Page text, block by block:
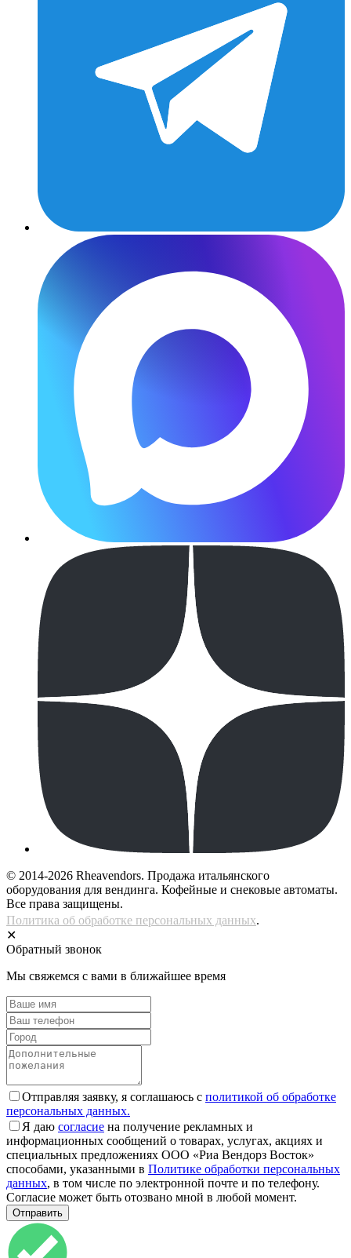
© 2014-2026 Rheavendors. Продажа итальянского
оборудования для вендинга. Кофейные и снековые автоматы.
Все права защищены.
Политика об обработке персональных данных.
✕
Обратный звонок
Мы свяжемся с вами в ближайшее время
Отправляя заявку, я соглашаюсь с политикой об обработке
персональных данных.
Я даю согласие на получение рекламных и
информационных сообщений о товарах, услугах, акциях и
специальных предложениях ООО «Риа Вендорз Восток»
способами, указанными в Политике обработки персональных
данных, в том числе по электронной почте и по телефону.
Согласие может быть отозвано мной в любой момент.